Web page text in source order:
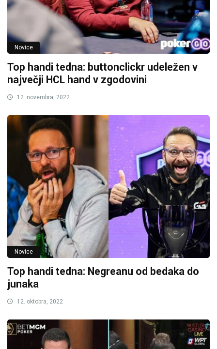
Novice
Top handi tedna: buttonclickr udeležen v
največji HCL hand v zgodovini
12. novembra, 2022
Novice
Top handi tedna: Negreanu od bedaka do
junaka
12. oktobra, 2022